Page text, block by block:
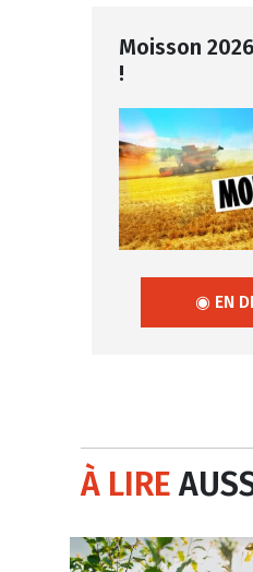
Moisson
!
◉ EN
À LIRE